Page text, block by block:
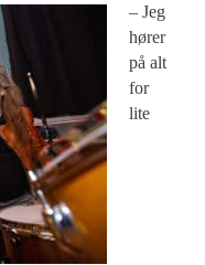
– Jeg
hører
på alt
for
lite